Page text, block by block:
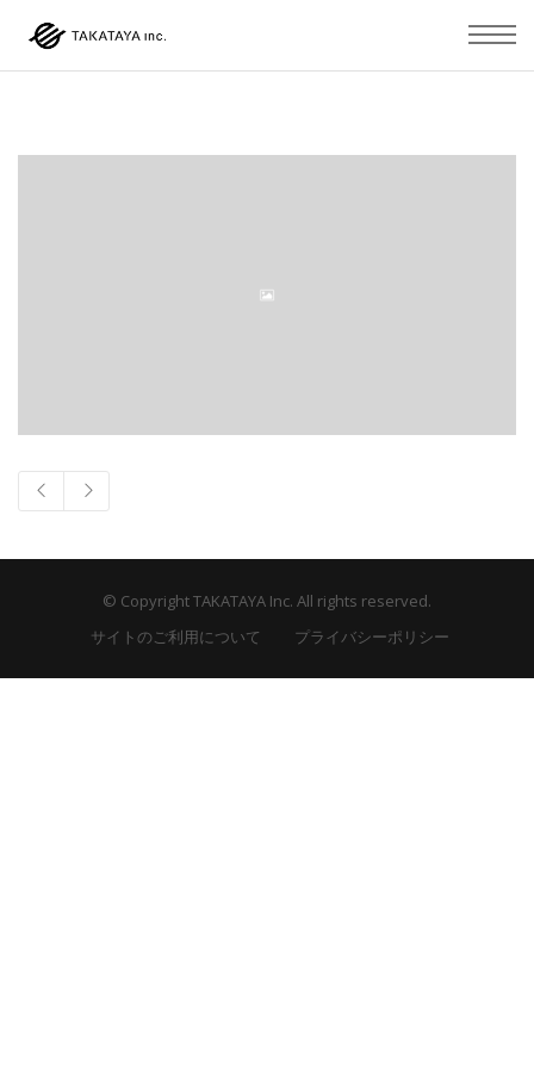
© Copyright TAKATAYA Inc. All rights reserved.
サイトのご利用について
プライバシーポリシー